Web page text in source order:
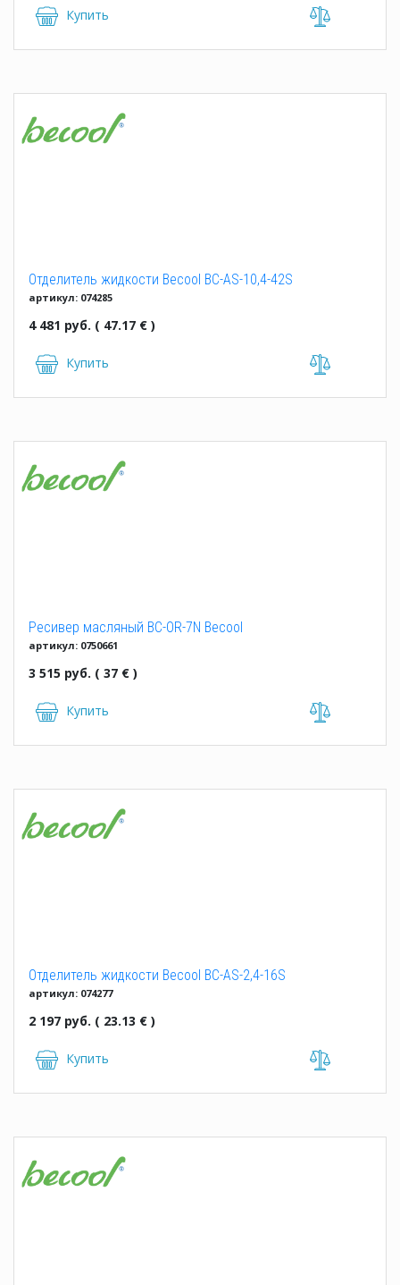
Купить
Отделитель жидкости Becool BC-AS-10,4-42S
артикул: 074285
4 481 руб. ( 47.17 € )
Купить
Ресивер масляный BC-OR-7N Becool
артикул: 0750661
3 515 руб. ( 37 € )
Купить
Отделитель жидкости Becool BC-AS-2,4-16S
артикул: 074277
2 197 руб. ( 23.13 € )
Купить